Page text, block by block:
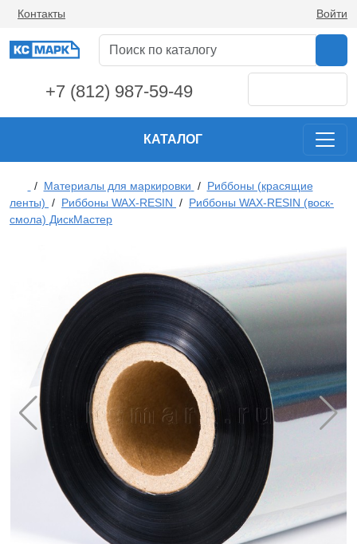
Контакты Войти
+7 (812) 987-59-49
КАТАЛОГ
/ Материалы для маркировки / Риббоны (красящие
ленты) / Риббоны WAX-RESIN / Риббоны WAX-RESIN (воск-
смола) ДискМастер